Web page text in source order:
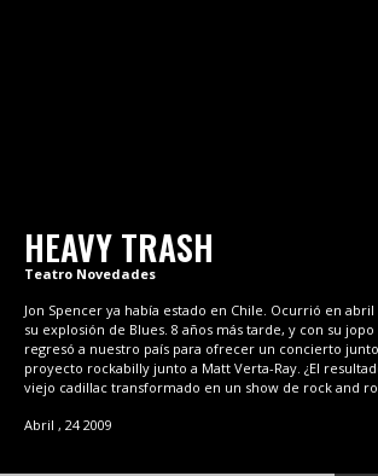
HEAVY TRASH
Teatro Novedades
Jon Spencer ya había estado en Chile. Ocurrió en abril
su explosión de Blues. 8 años más tarde, y con su
regresó a nuestro país para ofrecer un concierto junto
proyecto rockabilly junto a Matt Verta-Ray. ¿El
viejo cadillac transformado en un show de rock and
Abril , 24 2009